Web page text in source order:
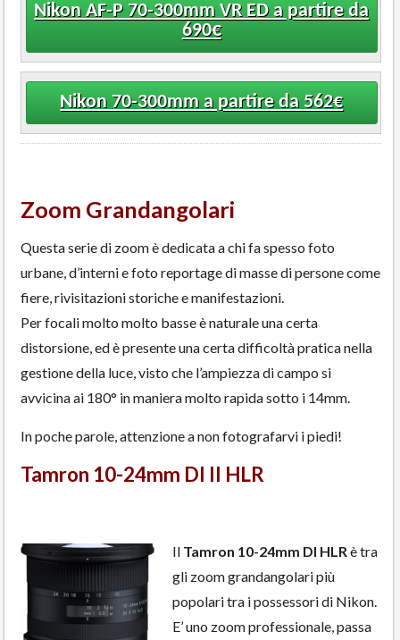
Nikon AF-P 70-300mm VR ED a partire da
690€
Nikon 70-300mm a partire da 562€
Zoom Grandangolari
Questa serie di zoom è dedicata a chi fa spesso foto
urbane, d’interni e foto reportage di masse di persone come
fiere, rivisitazioni storiche e manifestazioni.
Per focali molto molto basse è naturale una certa
distorsione, ed è presente una certa difficoltà pratica nella
gestione della luce, visto che l’ampiezza di campo si
avvicina ai 180° in maniera molto rapida sotto i 14mm.
In poche parole, attenzione a non fotografarvi i piedi!
Tamron 10-24mm DI II HLR
Il Tamron 10-24mm DI HLRè tra
gli zoom grandangolari più
popolari tra i possessori di Nikon.
E’ uno zoom professionale, passa